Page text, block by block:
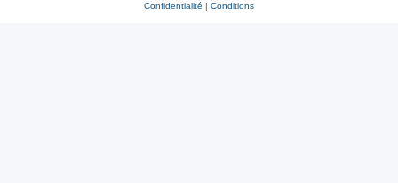
Confidentialité | Conditions